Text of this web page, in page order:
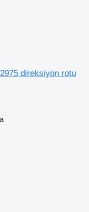
direksiyon rotu